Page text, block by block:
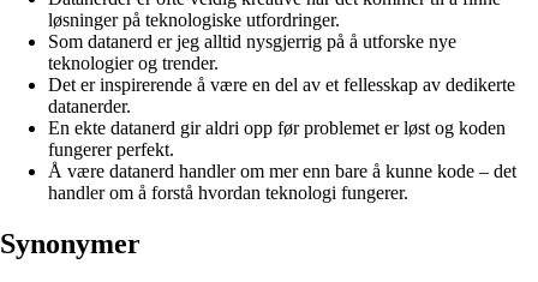
løsninger på teknologiske utfordringer.
Som datanerd er jeg alltid nysgjerrig på å utforske nye
teknologier og trender.
Det er inspirerende å være en del av et fellesskap av dedikerte
datanerder.
En ekte datanerd gir aldri opp før problemet er løst og koden
fungerer perfekt.
Å være datanerd handler om mer enn bare å kunne kode – det
handler om å forstå hvordan teknologi fungerer.
Synonymer